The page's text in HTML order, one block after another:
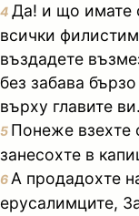
4 Да! и що имате
всички
въздадете
без забава
върху главите ви.
5 Понеже взехте
занесохте в
6 А продадохте
ерусалимците,